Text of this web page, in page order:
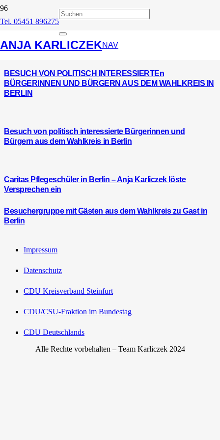
Tel. 05451 896275
ANJA KARLICZEKNAV
Wahlkreis
BESUCH VON POLITISCH INTERESSIERTEn
BÜRGERINNEN UND BÜRGERN AUS DEM WAHLKREIS IN
BERLIN
Besuch von politisch interessierte Bürgerinnen und
Bürgern aus dem Wahlkreis in Berlin
Caritas Pflegeschüler in Berlin – Anja Karliczek löste
Versprechen ein
Besuchergruppe mit Gästen aus dem Wahlkreis zu Gast in
Berlin
Impressum
Datenschutz
CDU Kreisverband Steinfurt
CDU/CSU-Fraktion im Bundestag
CDU Deutschlands
Alle Rechte vorbehalten – Team Karliczek 2024